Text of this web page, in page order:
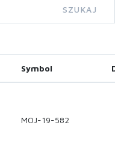
SZUKAJ
Symbol
MOJ-19-582